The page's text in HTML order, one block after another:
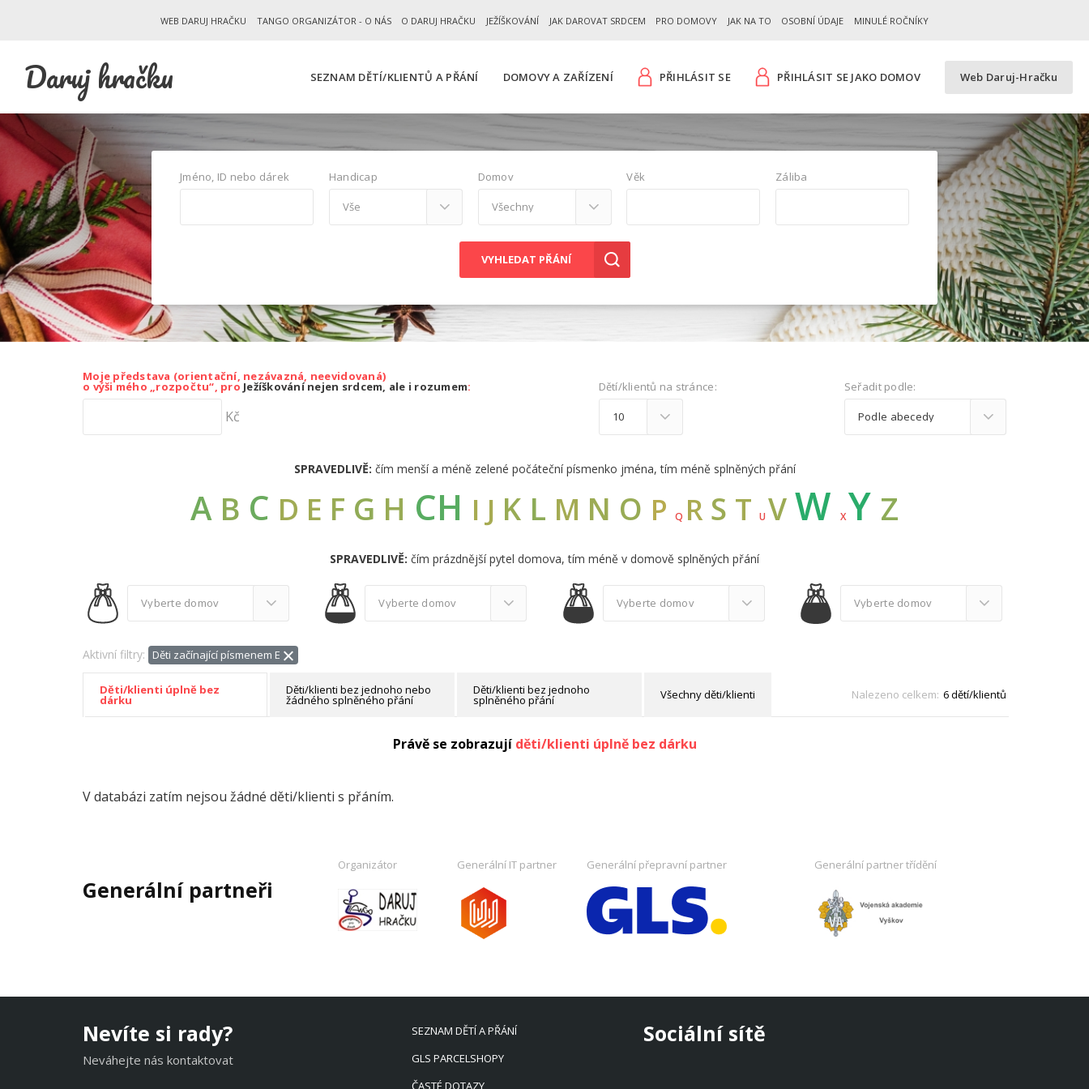
WEB DARUJ HRAČKU TANGO ORGANIZÁTOR - O NÁS O DARUJ HRAČKU JEŽÍŠKOVÁNÍ JAK DAROVAT SRDCEM PRO DOMOVY JAK NA TO OSOBNÍ ÚDAJE MINULÉ ROČNÍKY
Daruj hračku SEZNAM DĚTÍ/KLIENTŮ A PŘÁNÍ DOMOVY A ZAŘÍZENÍ PŘIHLÁSIT SE PŘIHLÁSIT SE JAKO DOMOV Web Daruj-Hračku
Jméno, ID nebo dárek Handicap Domov Věk Záliba
VYHLEDAT PŘÁNÍ
Moje představa (orientační, nezávazná, neevidovaná)
o výši mého „rozpočtu“, pro Ježíškování nejen srdcem, ale i rozumem:
Kč
Dětí/klientů na stránce: Seřadit podle:
SPRAVEDLIVĚ: čím menší a méně zelené počáteční písmenko jména, tím méně splněných přání
A B C D E F G H CH I J K L M N O P Q R S T U VW XY Z
SPRAVEDLIVĚ: čím prázdnější pytel domova, tím méně v domově splněných přání
Aktivní filtry: Děti začínající písmenem E
Děti/klienti úplně bez
dárku
Děti/klienti bez jednoho nebo
žádného splněného přání
Děti/klienti bez jednoho
splněného přání Všechny děti/klienti Nalezeno celkem: 6 dětí/klientů
Právě se zobrazují děti/klienti úplně bez dárku
V databázi zatím nejsou žádné děti/klienti s přáním.
Generální partneři
Organizátor Generální IT partner Generální přepravní partner Generální partner třídění
Nevíte si rady?
Neváhejte nás kontaktovat
SEZNAM DĚTÍ A PŘÁNÍ
GLS PARCELSHOPY
ČASTÉ DOTAZY
Sociální sítě